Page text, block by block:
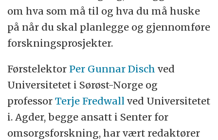
om hva som må til og hva du må huske
på når du skal planlegge og gjennomføre
forskningsprosjekter.
Førstelektor Per Gunnar Disch ved
Universitetet i Sørøst-Norge og
professorTerje Fredwall ved Universitetet
i. Agder, begge ansatt i Senter for
omsorgsforskning, har vært redaktører